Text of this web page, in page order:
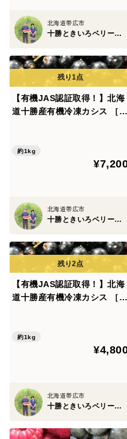
北海道帯広市
十勝ときいろベリーファーム
【有機JAS認証取得！】北海
道十勝産有機冷凍カシス ［1.
約1kg
北海道帯広市
十勝ときいろベリーファーム
【有機JAS認証取得！】北海
道十勝産有機冷凍カシス ［1
約1kg
北海道帯広市
十勝ときいろベリーファーム